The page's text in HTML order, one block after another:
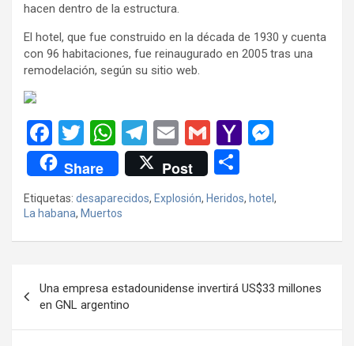
hacen dentro de la estructura.
El hotel, que fue construido en la década de 1930 y cuenta
con 96 habitaciones, fue reinaugurado en 2005 tras una
remodelación, según su sitio web.
F
a
ce
b
o
k
T
wi
tt
er
W
h
at
s
A
p
T
el
e
gr
a
E
m
ail
G
m
ail
Y
o
o
ail
n
g
Share Post
o
m
p
tir
Etiquetas: desaparecidos, Explosión, Heridos, hotel ,
La habana, Muertos
de
entradas
Una empresa estadounidense invertirá US$33 millones
en GNL argentino